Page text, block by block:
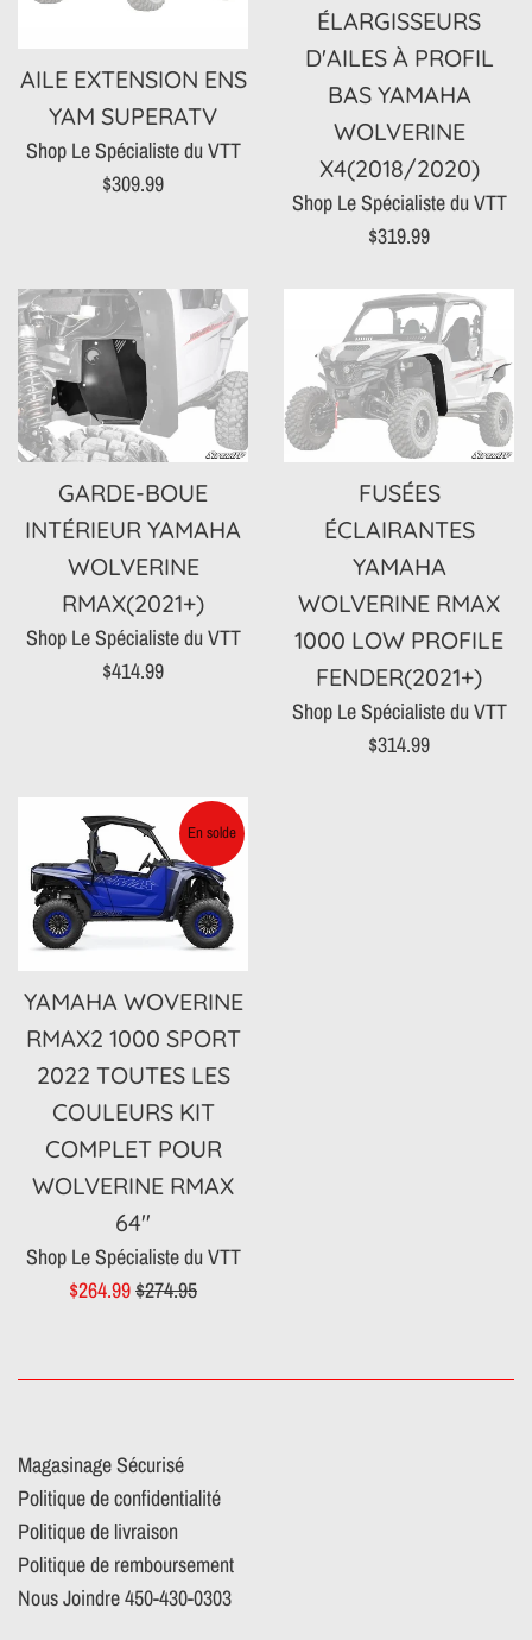
AILE EXTENSION ENS
YAM SUPERATV
Shop Le Spécialiste du VTT
Prix
$309.99
ÉLARGISSEURS
D'AILES À PROFIL
BAS YAMAHA
WOLVERINE
X4(2018/2020)
Shop Le Spécialiste du VTT
Prix
$319.99
GARDE-BOUE
INTÉRIEUR YAMAHA
WOLVERINE
RMAX(2021+)
Shop Le Spécialiste du VTT
Prix
$414.99
FUSÉES
ÉCLAIRANTES
YAMAHA
WOLVERINE RMAX
1000 LOW PROFILE
FENDER(2021+)
Shop Le Spécialiste du VTT
Prix
$314.99
YAMAHA WOVERINE
RMAX2 1000 SPORT
2022 TOUTES LES
COULEURS KIT
COMPLET POUR
WOLVERINE RMAX
64"
Shop Le Spécialiste du VTT
Prix
$264.99Prix
$274.95
En solde
Magasinage Sécurisé
Politique de confidentialité
Politique de livraison
Politique de remboursement
Nous Joindre 450-430-0303